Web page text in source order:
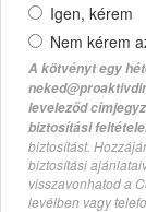
Igen, kérem
Nem kérem
A kötvényt egy
leveleződ
biztosítási
biztosítást.
biztosítási
visszavonhatod a
levélben vagy